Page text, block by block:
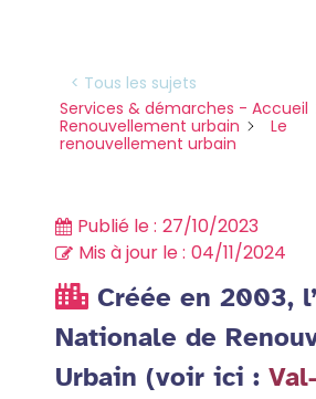
< Tous les sujets
Services & démarches - Accueil
Renouvellement urbain
Le
renouvellement urbain
Publié le : 27/10/2023
Mis à jour le : 04/11/2024
Créée en 2003,
Nationale de
Urbain (voir ici :